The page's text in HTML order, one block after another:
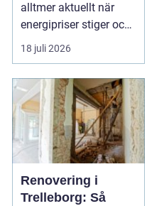
alltmer aktuellt när
energipriser stiger och
fler vill sän...
18 juli 2026
Renovering i
Trelleborg: Så